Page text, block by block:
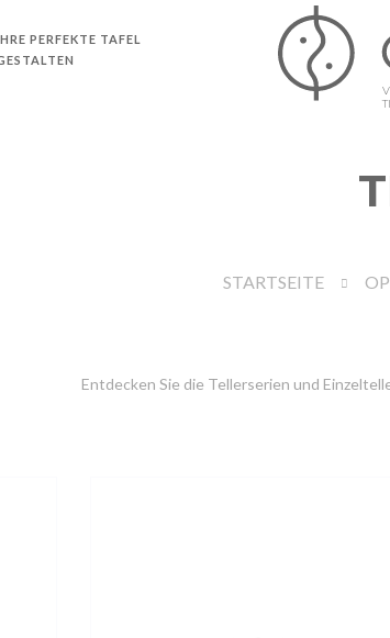
PERFEKTE TAFEL
STARTSEITE
Entdecken Sie die Tellerserien und